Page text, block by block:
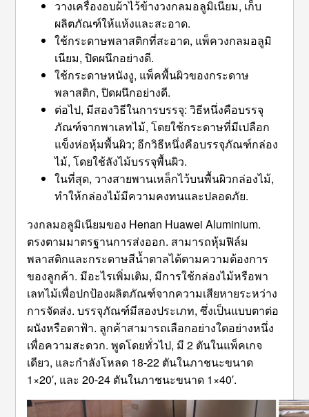
วางเครื่องอบผ้าไว้ข้างวงกลมอลูมิเนียม, เก็บ
ผลิตภัณฑ์ให้แห้งและสะอาด.
ใช้กระดาษพลาสติกที่สะอาด, แพ็ควงกลมอลูมิ
เนียม, ปิดผนึกอย่างดี.
ใช้กระดาษหนังงู, แพ็คพื้นผิวของกระดาษ
พลาสติก, ปิดผนึกอย่างดี.
ต่อไป, มีสองวิธีในการบรรจุ: วิธีหนึ่งคือบรรจุ
ภัณฑ์จากพาเลทไม้, โดยใช้กระดาษที่มีเปลือก
แข็งห่อหุ้มพื้นผิว; อีกวิธีหนึ่งคือบรรจุภัณฑ์กล่อง
ไม้, โดยใช้ลังไม้บรรจุพื้นผิว.
ในที่สุด, วางสายพานเหล็กไว้บนพื้นผิวกล่องไม้,
ทำให้กล่องไม้มีความคงทนและปลอดภัย.
วงกลมอลูมิเนียมของ Henan Huawei Aluminium.
ตรงตามมาตรฐานการส่งออก. สามารถหุ้มฟิล์ม
พลาสติกและกระดาษสีน้ำตาลได้ตามความต้องการ
ของลูกค้า. มีอะไรเพิ่มเติม, มีการใช้กล่องไม้หรือพา
เลทไม้เพื่อปกป้องผลิตภัณฑ์จากความเสียหายระหว่าง
การจัดส่ง. บรรจุภัณฑ์มีสองประเภท, ซึ่งเป็นแบบตาต่อ
ผนังหรือตาฟ้า. ลูกค้าสามารถเลือกอย่างใดอย่างหนึ่ง
เพื่อความสะดวก. พูดโดยทั่วไป, มี 2 ตันในแพ็คเกจ
เดียว, และกำลังโหลด 18-22 ตันในภาชนะขนาด
1×20′, และ 20-24 ตันในภาชนะขนาด 1×40′.